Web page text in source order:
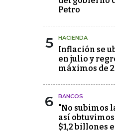
Petro
5 HACIENDA
Inflación se
en julio y
máximos de
6 BANCOS
"No subimos
así
$1,2 billones